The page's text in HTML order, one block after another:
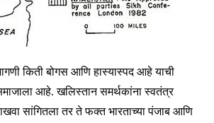
किती बोगस आणि हास्यास्पद आहे याची
आहे. खलिस्तान समर्थकांना स्वतंत्र
सांगितला तर ते फक्त भारताच्या पंजाब आणि